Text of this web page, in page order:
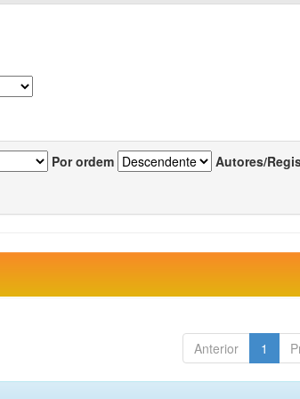
Por ordem Autores/
Anterior 1